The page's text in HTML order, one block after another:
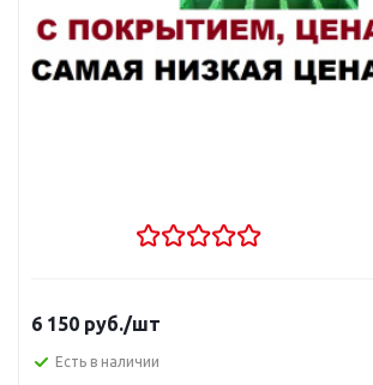
6 150 руб./шт
Есть в наличии